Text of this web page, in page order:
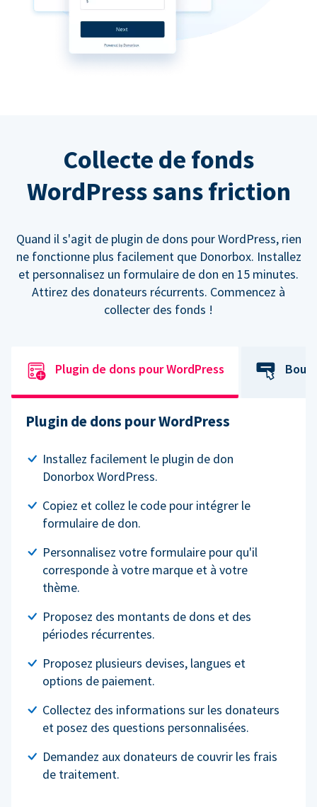
Collecte de fonds
WordPress sans friction
Quand il s'agit de plugin de dons pour WordPress, rien
ne fonctionne plus facilement que Donorbox. Installez
et personnalisez un formulaire de don en 15 minutes.
Attirez des donateurs récurrents. Commencez à
collecter des fonds !
Plugin de dons pour WordPress
Plugin de dons pour WordPress
Installez facilement le plugin de don
Donorbox WordPress.
Copiez et collez le code pour intégrer le
formulaire de don.
Personnalisez votre formulaire pour qu'il
corresponde à votre marque et à votre
thème.
Proposez des montants de dons et des
périodes récurrentes.
Proposez plusieurs devises, langues et
options de paiement.
Collectez des informations sur les donateurs
et posez des questions personnalisées.
Demandez aux donateurs de couvrir les frais
de traitement.